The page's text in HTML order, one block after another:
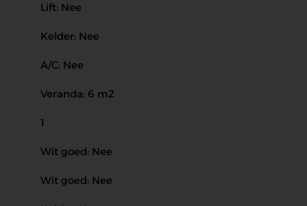
Lift: Nee
Kelder: Nee
A/C: Nee
Veranda: 6 m2
1
Wit goed: Nee
Wit goed: Nee